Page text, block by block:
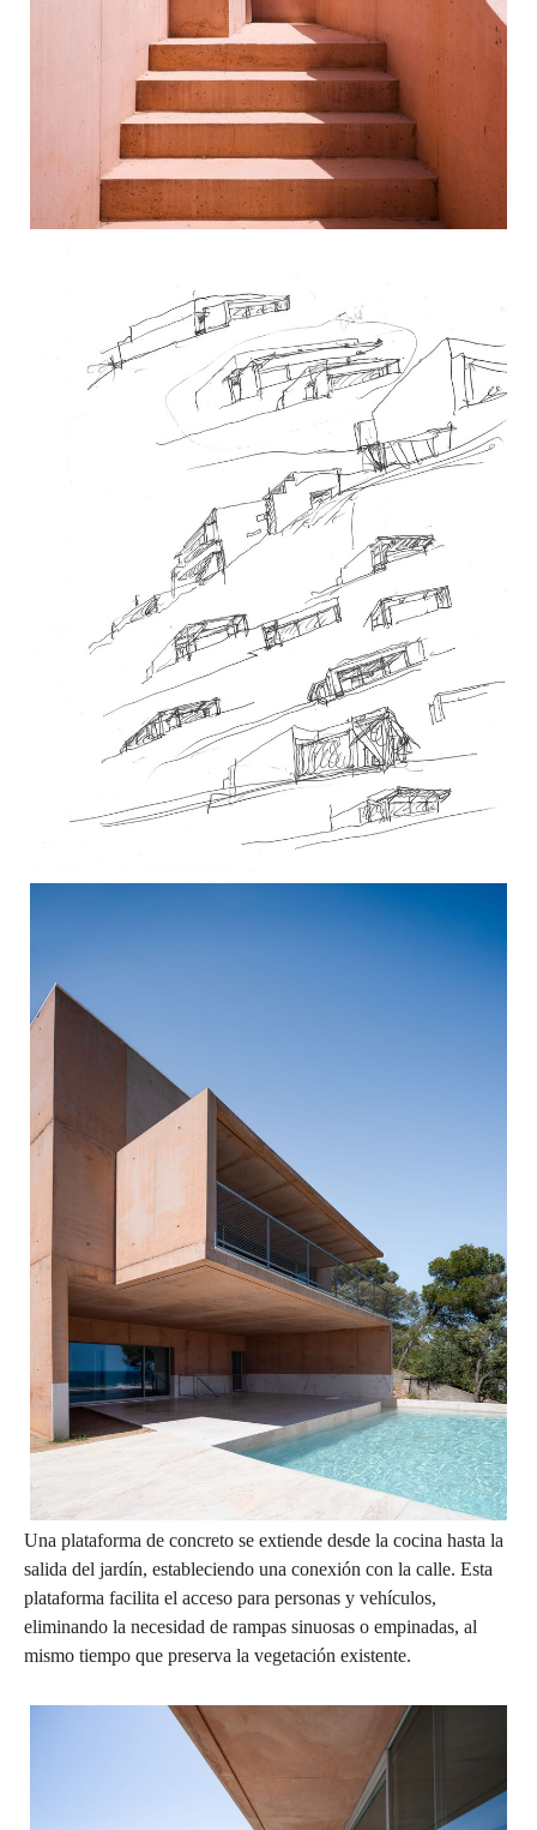
Una plataforma de concreto se extiende desde la cocina hasta la
salida del jardín, estableciendo una conexión con la calle. Esta
plataforma facilita el acceso para personas y vehículos,
eliminando la necesidad de rampas sinuosas o empinadas, al
mismo tiempo que preserva la vegetación existente.